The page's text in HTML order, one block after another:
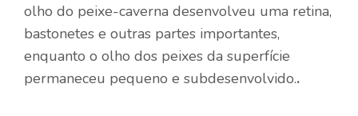
olho do peixe-caverna desenvolveu uma retina,
bastonetes e outras partes importantes,
enquanto o olho dos peixes da superfície
permaneceu pequeno e subdesenvolvido..